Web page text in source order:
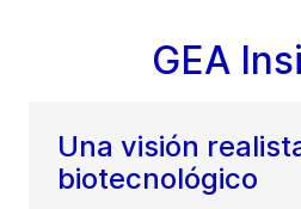
GEA
Una visión
biotecnológico